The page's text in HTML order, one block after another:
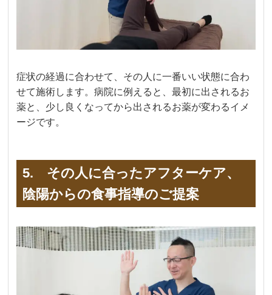
症状の経過に合わせて、その人に一番いい状態に合わ
せて施術します。病院に例えると、最初に出されるお
薬と、少し良くなってから出されるお薬が変わるイメ
ージです。
5. その人に合ったアフターケア、
陰陽からの食事指導のご提案